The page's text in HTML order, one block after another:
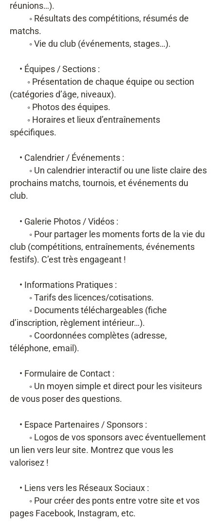
réunions…).
◦ Résultats des compétitions, résumés de
matchs.
◦ Vie du club (événements, stages…).
• Équipes / Sections :
◦ Présentation de chaque équipe ou section
(catégories d’âge, niveaux).
◦ Photos des équipes.
◦ Horaires et lieux d’entraînements
spécifiques.
• Calendrier / Événements :
◦ Un calendrier interactif ou une liste claire des
prochains matchs, tournois, et événements du
club.
• Galerie Photos / Vidéos :
◦ Pour partager les moments forts de la vie du
club (compétitions, entraînements, événements
festifs). C’est très engageant !
• Informations Pratiques :
◦ Tarifs des licences/cotisations.
◦ Documents téléchargeables (fiche
d’inscription, règlement intérieur…).
◦ Coordonnées complètes (adresse,
téléphone, email).
• Formulaire de Contact :
◦ Un moyen simple et direct pour les visiteurs
de vous poser des questions.
• Espace Partenaires / Sponsors :
◦ Logos de vos sponsors avec éventuellement
un lien vers leur site. Montrez que vous les
valorisez !
• Liens vers les Réseaux Sociaux :
◦ Pour créer des ponts entre votre site et vos
pages Facebook, Instagram, etc.